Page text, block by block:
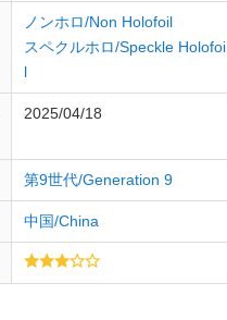
ノンホロ/Non Holofoil
スペクルホロ/Speckle Holofoi
l
2025/04/18
第9世代/Generation 9
中国/China